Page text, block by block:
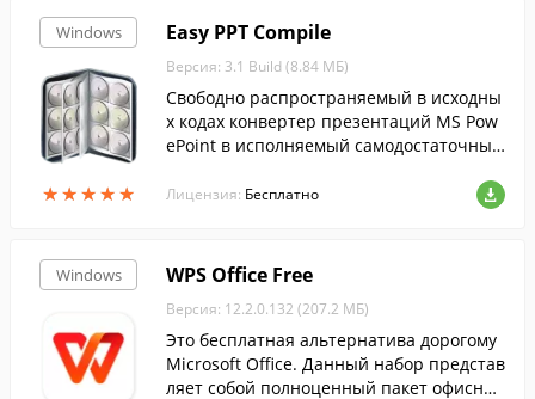
Windows
★★★★★
★★★★★
Easy PPT Compile
Версия: 3.1 Build (8.84 МБ)
Свободно распространяемый в исходны
х кодах конвертер презентаций MS Pow
ePoint в исполняемый самодостаточные
Лицензия: Бесплатно
Windows WPS Office Free
Версия: 12.2.0.132 (207.2 МБ)
Это бесплатная альтернатива дорогому
Microsoft Office. Данный набор представ
ляет собой полноценный пакет офисных